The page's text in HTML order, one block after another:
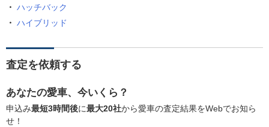
ハッチバック
ハイブリッド
査定を依頼する
あなたの愛車、今いくら？
申込み最短3時間後に最大20社から愛車の査定結果をWebでお知ら
せ！